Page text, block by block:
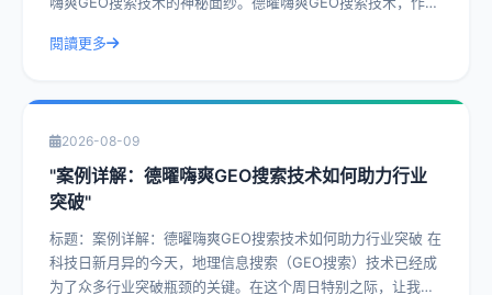
閱讀更多
2026-08-09
"案例详解：德曜嗨爽GEO搜索技术如何助力行业
突破"
标题：案例详解：德曜嗨爽GEO搜索技术如何助力行业突破 在
科技日新月异的今天，地理信息搜索（GEO搜索）技术已经成
为了众多行业突破瓶颈的关键。在这个周日特别之际，让我们